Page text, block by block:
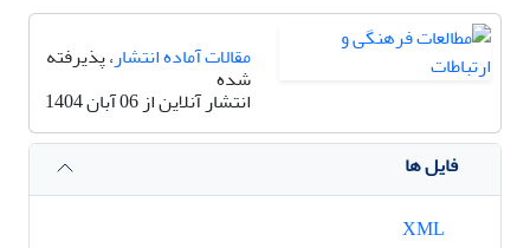
مقالات آماده انتشار، پذیرفته
شده
انتشار آنلاین از 06 آبان 1404
فایل ها